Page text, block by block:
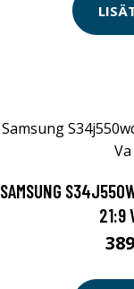
SAMSUNG
21:9